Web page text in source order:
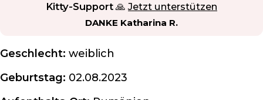
Kitty-Support 🙏Jetzt unterstützen
DANKE Katharina R.
Geschlecht: weiblich
Geburtstag: 02.08.2023